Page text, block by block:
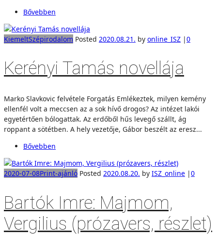
Bővebben
KiemeltSzépirodalom Posted 2020.08.21. by online_ISZ |0
Kerényi Tamás novellája
Marko Slavkovic felvétele Forgatás Emlékeztek, milyen kemény
ellenfél volt a meccsen az a sok hívő drogos? Az intézet lakói
egyetértően bólogattak. Az erdőből hűs levegő szállt, ág
roppant a sötétben. A hely vezetője, Gábor beszélt az eresz...
Bővebben
2020-07-08Print-ajánló Posted 2020.08.20. by ISZ_online |0
Bartók Imre: Majmom,
Vergilius (prózavers, részlet)